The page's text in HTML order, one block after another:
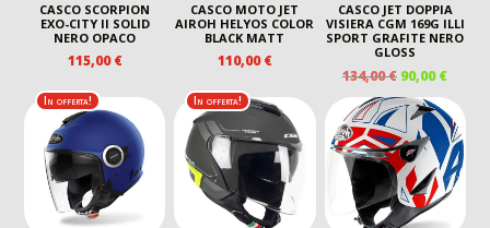
CASCO SCORPION
EXO-CITY II SOLID
NERO OPACO
115,00€
CASCO MOTO JET
AIROH HELYOS COLOR
BLACK MATT
110,00€
CASCO JET DOPPIA
VISIERA CGM 169G ILLI
SPORT GRAFITE NERO
GLOSS
134,00€ IL
PREZZO
ORIGINALE
ERA:
134,00 €.
90,00€IL
È:
90,00
In offerta! In offerta!